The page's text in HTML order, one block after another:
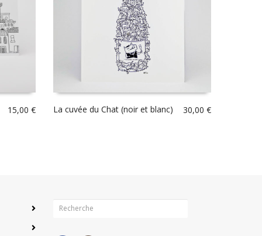
15,00 € La cuvée du Chat (noir et blanc) 30,00 €